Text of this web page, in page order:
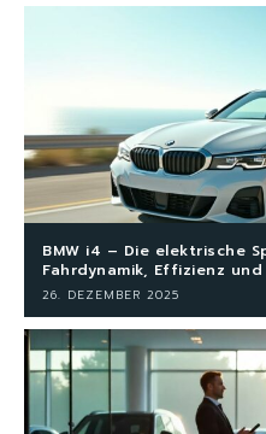
BMW i4 – Die elektrische
Fahrdynamik, Effizienz
26. DEZEMBER 2025